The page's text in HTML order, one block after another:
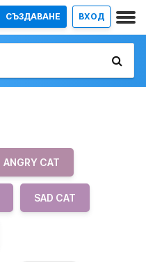
СЪЗДАВАНЕ ВХОД
ANGRY CAT
SAD CAT